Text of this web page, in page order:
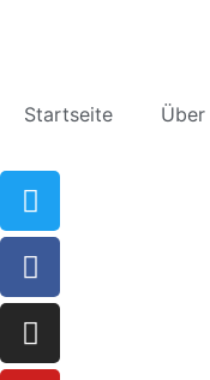
Startseite